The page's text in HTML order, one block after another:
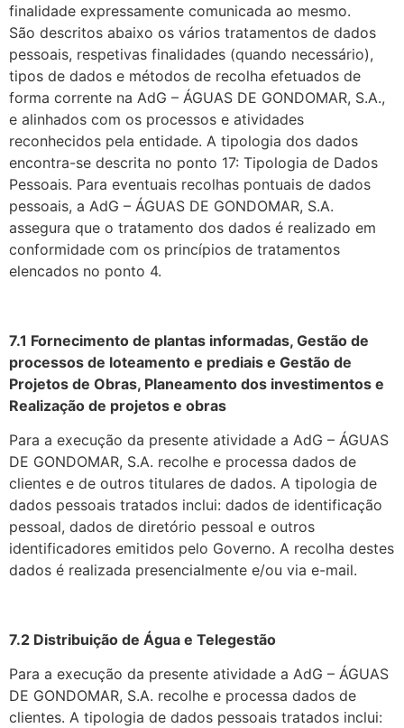
finalidade expressamente comunicada ao mesmo.
São descritos abaixo os vários tratamentos de dados
pessoais, respetivas finalidades (quando necessário),
tipos de dados e métodos de recolha efetuados de
forma corrente na AdG – ÁGUAS DE GONDOMAR, S.A.,
e alinhados com os processos e atividades
reconhecidos pela entidade. A tipologia dos dados
encontra-se descrita no ponto 17: Tipologia de Dados
Pessoais. Para eventuais recolhas pontuais de dados
pessoais, a AdG – ÁGUAS DE GONDOMAR, S.A.
assegura que o tratamento dos dados é realizado em
conformidade com os princípios de tratamentos
elencados no ponto 4.
7.1 Fornecimento de plantas informadas, Gestão de
processos de loteamento e prediais e Gestão de
Projetos de Obras, Planeamento dos investimentos e
Realização de projetos e obras
Para a execução da presente atividade a AdG – ÁGUAS
DE GONDOMAR, S.A. recolhe e processa dados de
clientes e de outros titulares de dados. A tipologia de
dados pessoais tratados inclui: dados de identificação
pessoal, dados de diretório pessoal e outros
identificadores emitidos pelo Governo. A recolha destes
dados é realizada presencialmente e/ou via e-mail.
7.2 Distribuição de Água e Telegestão
Para a execução da presente atividade a AdG – ÁGUAS
DE GONDOMAR, S.A. recolhe e processa dados de
clientes. A tipologia de dados pessoais tratados inclui: